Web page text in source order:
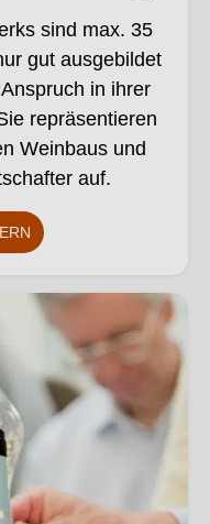
sind max. 35
gut ausgebildet
in ihrer
repräsentieren
Weinbaus und
auf.